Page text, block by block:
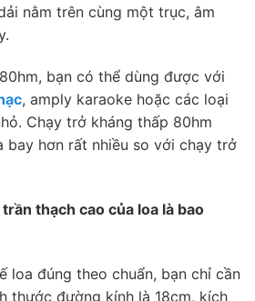
nằm trên cùng một trục, âm
bạn có thể dùng được với
, amply karaoke hoặc các loại
Chạy trở kháng thấp 80hm
bay hơn rất nhiều so với chạy trở
thạch cao của loa là bao
loa đúng theo chuẩn, bạn chỉ cần
thước đường kính là 18cm, kích